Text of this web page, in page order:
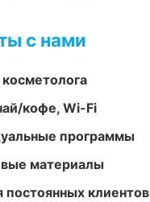
с нами
кофе, Wi-Fi
программы
материалы
постоянных клиентов